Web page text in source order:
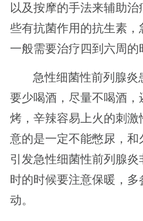
以及按摩的手法来辅助
些有抗菌作用的抗生素，
一般需要治疗四到六周的
急性细菌性前列腺
要少喝酒，尽量不喝酒
烤，辛辣容易上火的刺
意的是一定不能憋尿，
引发急性细菌性前列腺
时的时候要注意保暖，
动。